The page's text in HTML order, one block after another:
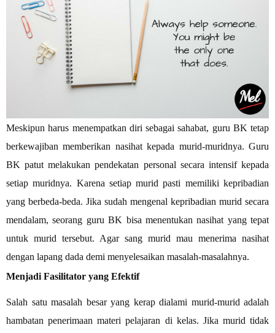
Meskipun harus menempatkan diri sebagai sahabat, guru BK tetap
berkewajiban memberikan nasihat kepada murid-muridnya. Guru
BK patut melakukan pendekatan personal secara intensif kepada
setiap muridnya. Karena setiap murid pasti memiliki kepribadian
yang berbeda-beda. Jika sudah mengenal kepribadian murid secara
mendalam, seorang guru BK bisa menentukan nasihat yang tepat
untuk murid tersebut. Agar sang murid mau menerima nasihat
dengan lapang dada demi menyelesaikan masalah-masalahnya.
Menjadi Fasilitator yang Efektif
Salah satu masalah besar yang kerap dialami murid-murid adalah
hambatan penerimaan materi pelajaran di kelas. Jika murid tidak